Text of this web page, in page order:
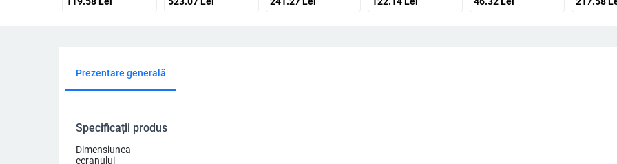
Prezentare generală
Specificații produs
Dimensiunea
ecranului